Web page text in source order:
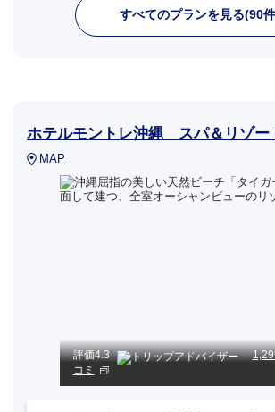
すべてのプランを見る(90
ホテルモントレ沖縄 スパ＆リゾー
MAP
評価4.3
コミ